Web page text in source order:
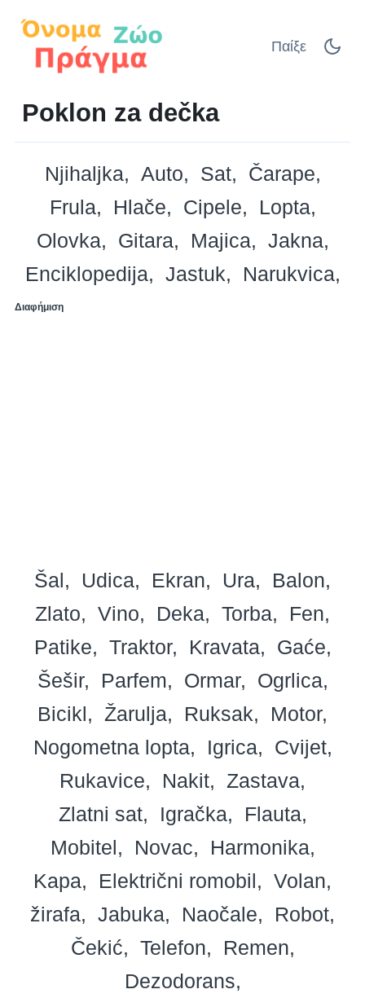
Παίξε
Poklon za dečka
Njihaljka Auto Sat
Čarape
Frula
Hlače Cipele
Lopta
Olovka
Gitara Majica
Jakna
Enciklopedija
Jastuk Narukvica
Διαφήμιση
Šal Udica Ekran Ura
Balon
Zlato
Vino Deka Torba
Fen
Patike
Traktor Kravata
Gaće
Šešir
Parfem Ormar
Ogrlica
Bicikl
Žarulja Ruksak
Motor
Nogometna lopta
Igrica
Cvijet
Rukavice
Nakit
Zastava
Zlatni sat
Igračka
Flauta
Mobitel
Novac
Harmonika
Kapa
Električni romobil
Volan
žirafa
Jabuka Naočale
Robot
Čekić
Telefon
Remen
Dezodorans